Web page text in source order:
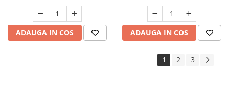
ADAUGA IN COS ADAUGA IN COS
1 2 3